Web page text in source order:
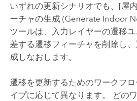
いずれの更新シナリオでも、 [屋
ーチャの生成 (Generate Indoor
ツールは、入力レイヤーの遷移
差する遷移フィーチャを削除し
成しなおします。
遷移を更新するためのワークフ
イプに応じて異なります。 どの